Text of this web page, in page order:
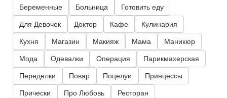
Беременные Больница Готовить еду
Для Девочек Доктор Кафе Кулинария
Кухня Магазин Макияж Мама Маникюр
Мода Одевалки Операция Парикмахерская
Переделки Повар Поцелуи Принцессы
Прически Про Любовь Ресторан